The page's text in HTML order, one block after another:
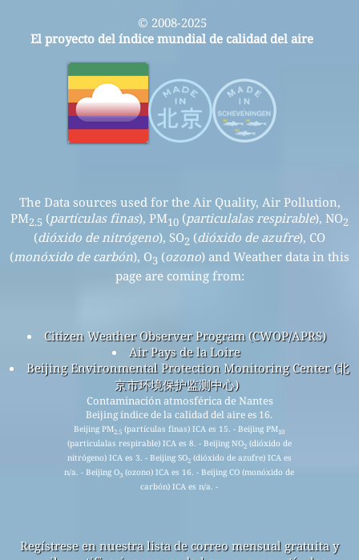
© 2008-2025
El proyecto del índice mundial de calidad del aire
The Data sources used for the Air Quality, Air Pollution,
PM2.5 (partículas finas), PM10 (particulalas respirable), NO2
(dióxido de nitrógeno), SO2 (dióxido de azufre), CO
(monóxido de carbón), O3 (ozono) and Weather data in this
page are coming from:
Citizen Weather Observer Program (CWOP/APRS)
Air Pays de la Loire
Beijing Environmental Protection Monitoring Center (北
京市环境保护监测中心)
Contaminación atmosférica de Nantes
Beijing índice de la calidad del aire es 16.
Beijing PM2.5 (partículas finas) ICA es 15. - Beijing PM10
(particulalas respirable) ICA es 8. - Beijing NO2(dióxido de
nitrógeno) ICA es 3. - Beijing SO2(dióxido de azufre) ICA es
n/a. - Beijing O3 (ozono) ICA es 16. - Beijing CO (monóxido de
carbón) ICA es n/a. -
Regístrese en nuestra lista de correo mensual gratuita y